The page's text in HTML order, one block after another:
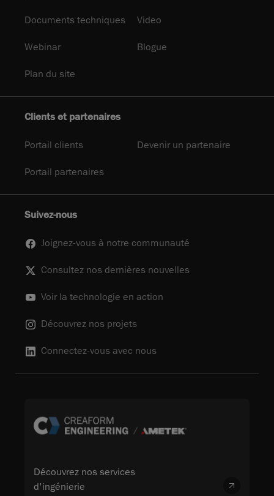
Documents techniques Video
Webinar Blogue
Plan du site
Clients et partenaires
Portail clients Devenir un partenaire
Portail partenaires
Suivez-nous
Joignez-vous à notre communauté
Consultez nos dernières nouvelles
Voir la technologie en action
Découvrez nos projets
Connectez-vous avec nous
Découvrez nos services
d'ingénierie